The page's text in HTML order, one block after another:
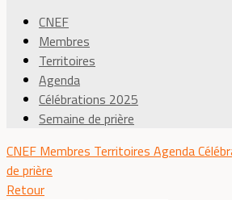
CNEF
Membres
Territoires
Agenda
Célébrations 2025
Semaine de prière
CNEF Membres Territoires Agenda
de prière
Retour